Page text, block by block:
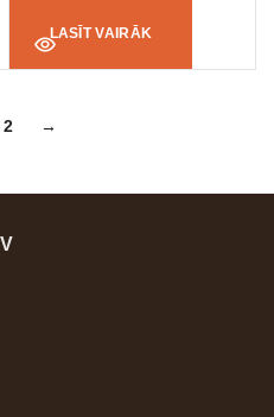
LASĪT VAIRĀK
2 →